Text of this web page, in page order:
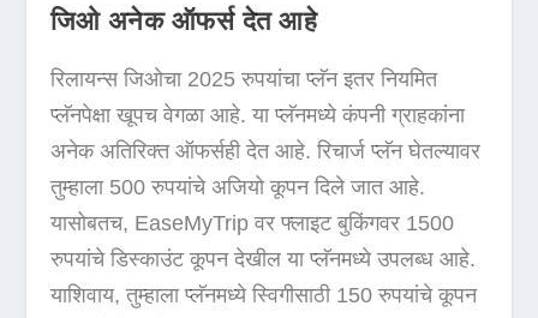
जिओ अनेक ऑफर्स देत आहे
रिलायन्स जिओचा 2025 रुपयांचा प्लॅन इतर नियमित
प्लॅनपेक्षा खूपच वेगळा आहे. या प्लॅनमध्ये कंपनी ग्राहकांना
अनेक अतिरिक्त ऑफर्सही देत ​​आहे. रिचार्ज प्लॅन घेतल्यावर
तुम्हाला 500 रुपयांचे अजियो कूपन दिले जात आहे.
यासोबतच, EaseMyTrip वर फ्लाइट बुकिंगवर 1500
रुपयांचे डिस्काउंट कूपन देखील या प्लॅनमध्ये उपलब्ध आहे.
याशिवाय, तुम्हाला प्लॅनमध्ये स्विगीसाठी 150 रुपयांचे कूपन